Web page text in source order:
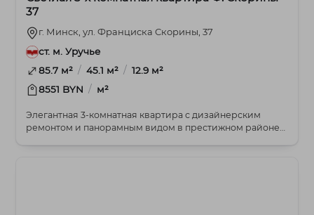
37
г. Минск, ул. Франциска Скорины, 37
ст. м. Уручье
85.7 м² / 45.1 м² / 12.9 м²
8551 BYN / м²
Элегантная 3-комнатная квартира с дизайнерским
ремонтом и панорамным видом в престижном районе